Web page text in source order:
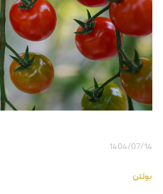
1404/07/14
بولتن